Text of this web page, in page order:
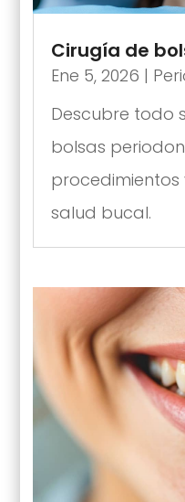
Cirugía de
Ene 5, 2026 |
Descubre todo
bolsas
salud bucal.